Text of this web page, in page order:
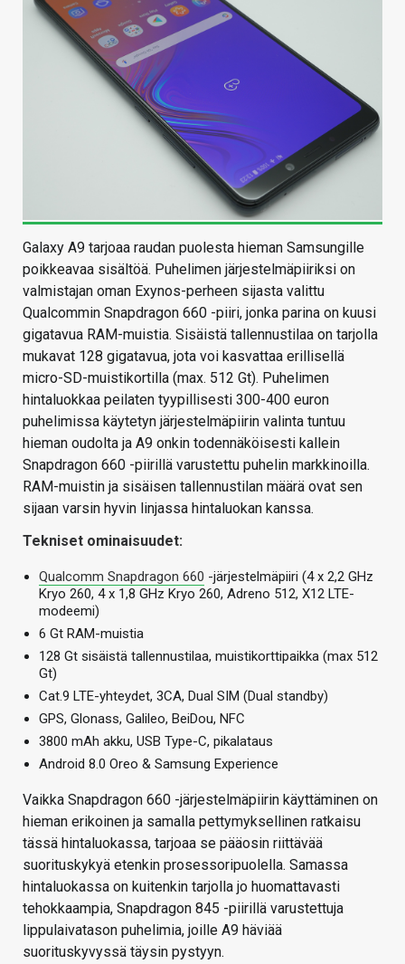
Galaxy A9 tarjoaa raudan puolesta hieman Samsungille
poikkeavaa sisältöä. Puhelimen järjestelmäpiiriksi on
valmistajan oman Exynos-perheen sijasta valittu
Qualcommin Snapdragon 660 -piiri, jonka parina on kuusi
gigatavua RAM-muistia. Sisäistä tallennustilaa on tarjolla
mukavat 128 gigatavua, jota voi kasvattaa erillisellä
micro-SD-muistikortilla (max. 512 Gt). Puhelimen
hintaluokkaa peilaten tyypillisesti 300-400 euron
puhelimissa käytetyn järjestelmäpiirin valinta tuntuu
hieman oudolta ja A9 onkin todennäköisesti kallein
Snapdragon 660 -piirillä varustettu puhelin markkinoilla.
RAM-muistin ja sisäisen tallennustilan määrä ovat sen
sijaan varsin hyvin linjassa hintaluokan kanssa.
Tekniset ominaisuudet:
Qualcomm Snapdragon 660 -järjestelmäpiiri (4 x 2,2 GHz
Kryo 260, 4 x 1,8 GHz Kryo 260, Adreno 512, X12 LTE-
modeemi)
6 Gt RAM-muistia
128 Gt sisäistä tallennustilaa, muistikorttipaikka (max 512
Gt)
Cat.9 LTE-yhteydet, 3CA, Dual SIM (Dual standby)
GPS, Glonass, Galileo, BeiDou, NFC
3800 mAh akku, USB Type-C, pikalataus
Android 8.0 Oreo & Samsung Experience
Vaikka Snapdragon 660 -järjestelmäpiirin käyttäminen on
hieman erikoinen ja samalla pettymyksellinen ratkaisu
tässä hintaluokassa, tarjoaa se pääosin riittävää
suorituskykyä etenkin prosessoripuolella. Samassa
hintaluokassa on kuitenkin tarjolla jo huomattavasti
tehokkaampia, Snapdragon 845 -piirillä varustettuja
lippulaivatason puhelimia, joille A9 häviää
suorituskyvyssä täysin pystyyn.